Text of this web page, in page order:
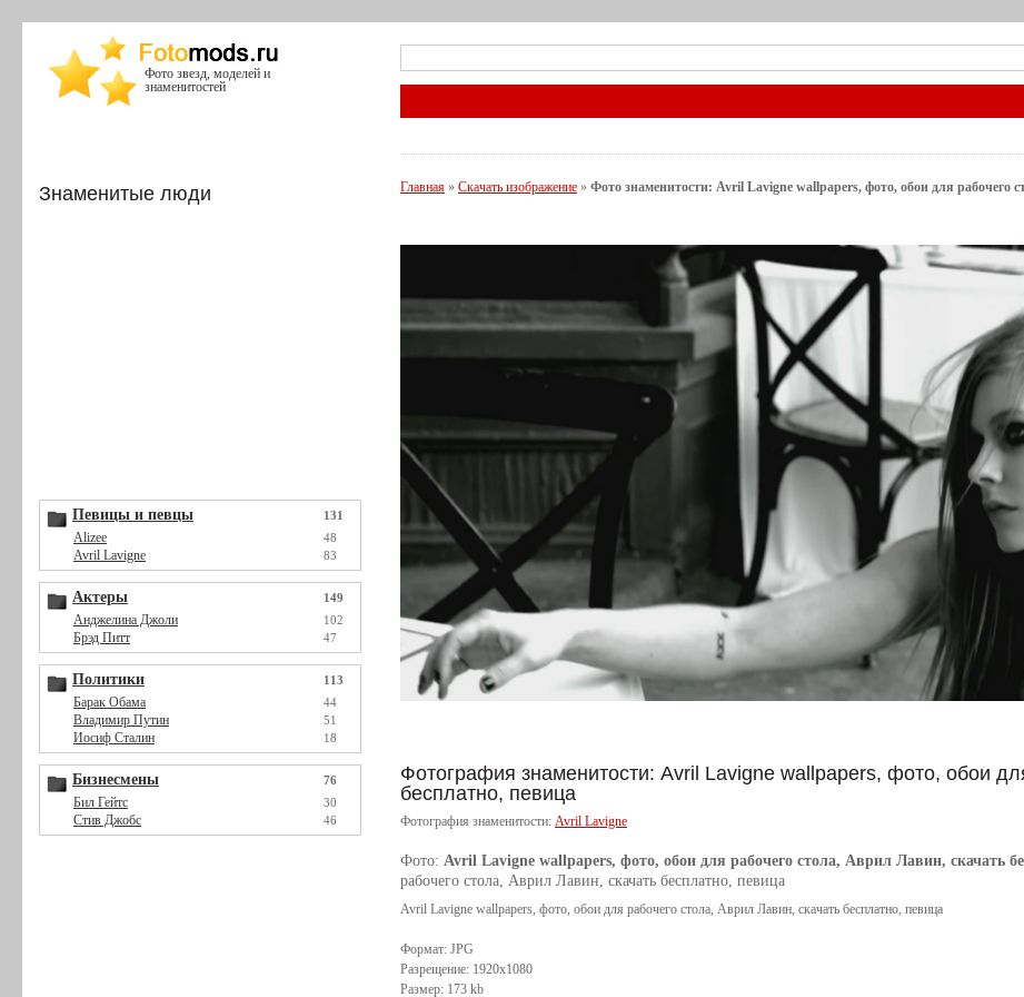
Фото звезд, моделей и
знаменитостей
Знаменитые люди
Певицы и певцы 131
Alizee 48
Avril Lavigne 83
Актеры 149
Анджелина Джоли 102
Брэд Питт 47
Политики 113
Барак Обама 44
Владимир Путин 51
Иосиф Сталин 18
Бизнесмены 76
Бил Гейтс 30
Стив Джобс 46
Главная » Скачать изображение » Фото знаменитости: Avril Lavigne wallpapers, фото, обои для рабочего
Фотография знаменитости: Avril Lavigne wallpapers, фото, обои
бесплатно, певица
Фотография знаменитости: Avril Lavigne
Фото: Avril Lavigne wallpapers, фото, обои для рабочего стола, Аврил Лавин, скачать
рабочего стола, Аврил Лавин, скачать бесплатно, певица
Avril Lavigne wallpapers, фото, обои для рабочего стола, Аврил Лавин, скачать бесплатно, певица
Формат: JPG
Разрещение: 1920x1080
Размер: 173 kb